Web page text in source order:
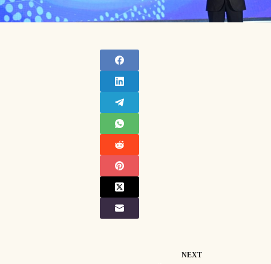
NEXT